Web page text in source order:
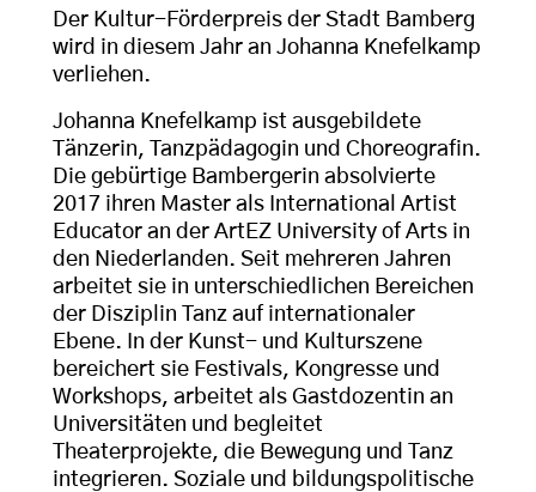
Der Kultur-Förderpreis der Stadt Bamberg
wird in diesem Jahr an Johanna Knefelkamp
verliehen.
Johanna Knefelkamp ist ausgebildete
Tänzerin, Tanzpädagogin und Choreografin.
Die gebürtige Bambergerin absolvierte
2017 ihren Master als International Artist
Educator an der ArtEZ University of Arts in
den Niederlanden. Seit mehreren Jahren
arbeitet sie in unterschiedlichen Bereichen
der Disziplin Tanz auf internationaler
Ebene. In der Kunst- und Kulturszene
bereichert sie Festivals, Kongresse und
Workshops, arbeitet als Gastdozentin an
Universitäten und begleitet
Theaterprojekte, die Bewegung und Tanz
integrieren. Soziale und bildungspolitische